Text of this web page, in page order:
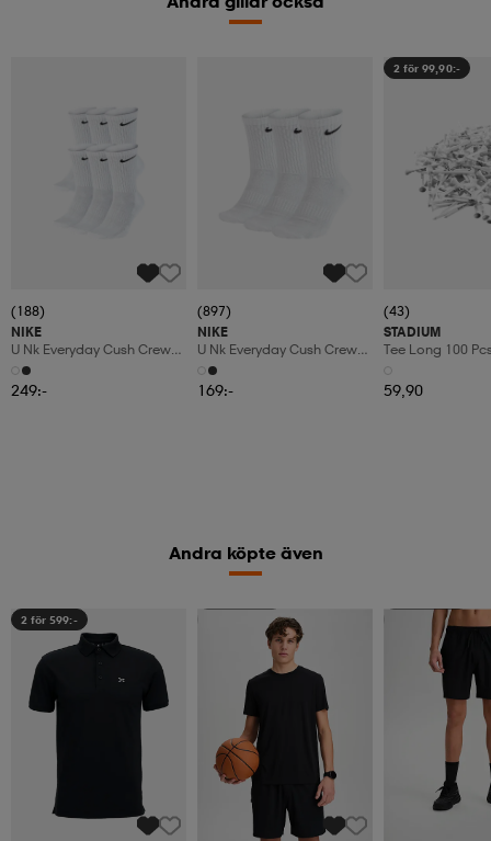
(188)
NIKE
U Nk Everyday Cush Crew
6pr-Bd
249:-
(897)
NIKE
U Nk Everyday Cush Crew
3pr
169:-
2 för 99,90:-
(43)
STADIUM
Tee Long 100
59,90
Andra köpte även
2 för 599:- Kolla priset Kolla priset